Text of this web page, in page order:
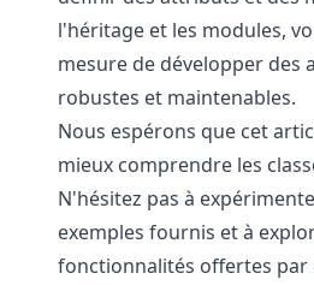
l'héritage et les modules,
mesure de développer des
robustes et maintenables.
Nous espérons que cet
mieux comprendre les
N'hésitez pas à
exemples fournis et à
fonctionnalités offertes par